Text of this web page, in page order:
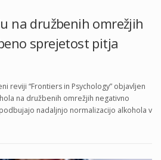
na družbenih omrežjih
sprejetost pitja
reviji “Frontiers in Psychology” objavljen
na družbenih omrežjih negativno
nadaljnjo normalizacijo alkohola v